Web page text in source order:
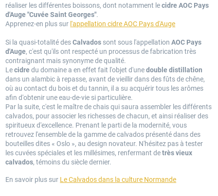
réaliser les différentes boissons, dont notamment lecidre AOC Pays
d'Auge "Cuvée Saint Georges".
Apprenez-en plus sur l'appellation cidre AOC Pays d'Auge
Si la quasi-totalité desCalvados sont sous l'appellationAOC Pays
d'Auge, c'est qu'ils ont respecté un processus de fabrication très
contraignant mais synonyme de qualité.
Lecidre du domaine a en effet fait l'objet d'unedouble distillation
dans un alambic à repasse, avant de vieillir dans des fûts de chêne,
où au contact du bois et du tannin, il a su acquérir tous les arômes
afin d'obtenir une eau-de-vie si particulière.
Par la suite, c'est le maître de chais qui saura assembler les différents
calvados, pour associer les richesses de chacun, et ainsi réaliser des
spiritueux d'excellence. Prenant le parti de la modernité, vous
retrouvez l'ensemble de la gamme de calvados présenté dans des
bouteilles dites « Oslo », au design novateur. N'hésitez pas à tester
les cuvées spéciales et les millésimes, renfermant detrès vieux
calvados, témoins du siècle dernier.
En savoir plus sur Le Calvados dans la culture Normande